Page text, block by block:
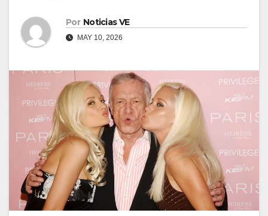
Por Noticias VE
MAY 10, 2026